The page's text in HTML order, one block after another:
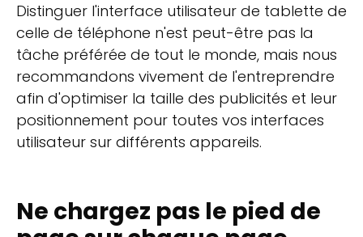
Distinguer l'interface utilisateur de tablette de
celle de téléphone n'est peut-être pas la
tâche préférée de tout le monde, mais nous
recommandons vivement de l'entreprendre
afin d'optimiser la taille des publicités et leur
positionnement pour toutes vos interfaces
utilisateur sur différents appareils.
Ne chargez pas le pied de